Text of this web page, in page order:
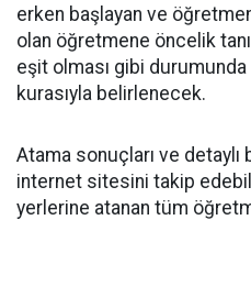
erken başlayan ve
olan öğretmene öncelik
eşit olması gibi
kurasıyla belirlenecek.
Atama sonuçları ve
internet sitesini takip
yerlerine atanan tüm